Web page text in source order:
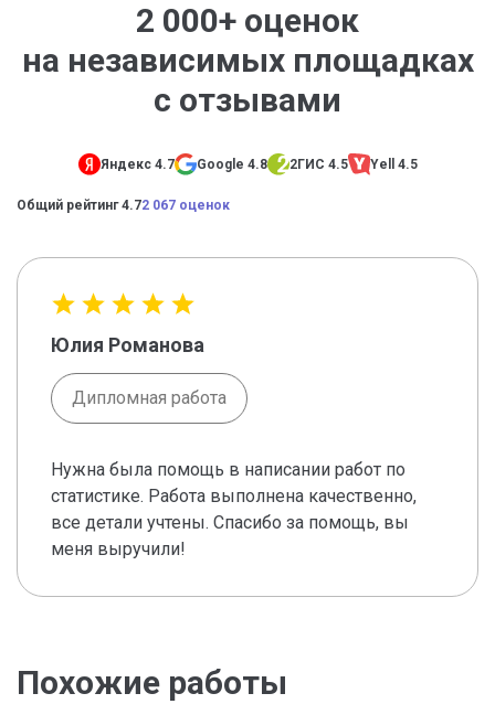
2 000+ оценок
на независимых площадках
с отзывами
Яндекс 4.7 Google 4.8 2ГИС 4.5 Yell 4.5
Общий рейтинг 4.72 067 оценок
Юлия Романова
Дипломная работа
Нужна была помощь в написании работ по
статистике. Работа выполнена качественно,
все детали учтены. Спасибо за помощь, вы
меня выручили!
Похожие работы